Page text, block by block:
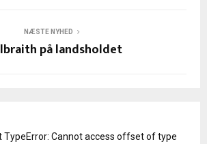
NÆSTE NYHED
på landsholdet
TypeError: Cannot access offset of type